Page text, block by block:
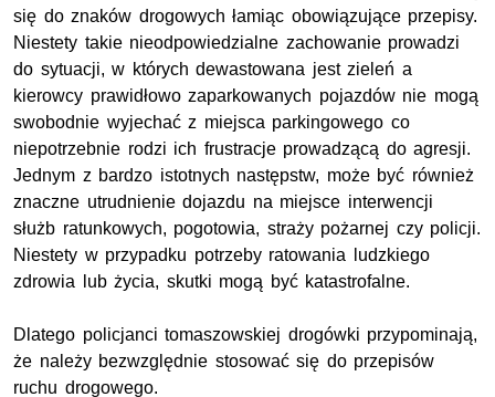
się do znaków drogowych łamiąc obowiązujące przepisy.
Niestety takie nieodpowiedzialne zachowanie prowadzi
do sytuacji, w których dewastowana jest zieleń a
kierowcy prawidłowo zaparkowanych pojazdów nie mogą
swobodnie wyjechać z miejsca parkingowego co
niepotrzebnie rodzi ich frustracje prowadzącą do agresji.
Jednym z bardzo istotnych następstw, może być również
znaczne utrudnienie dojazdu na miejsce interwencji
służb ratunkowych, pogotowia, straży pożarnej czy policji.
Niestety w przypadku potrzeby ratowania ludzkiego
zdrowia lub życia, skutki mogą być katastrofalne.
Dlatego policjanci tomaszowskiej drogówki przypominają,
że należy bezwzględnie stosować się do przepisów
ruchu drogowego.